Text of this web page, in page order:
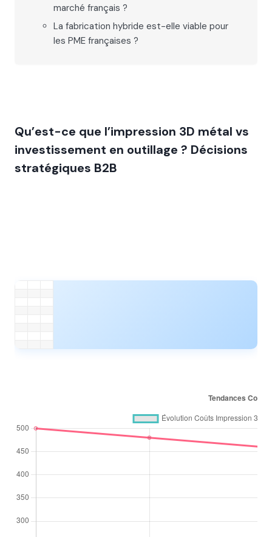
marché français ?
La fabrication hybride est-elle viable pour
les PME françaises ?
Qu’est-ce que l’impression 3D métal vs
investissement en outillage ? Décisions
stratégiques B2B